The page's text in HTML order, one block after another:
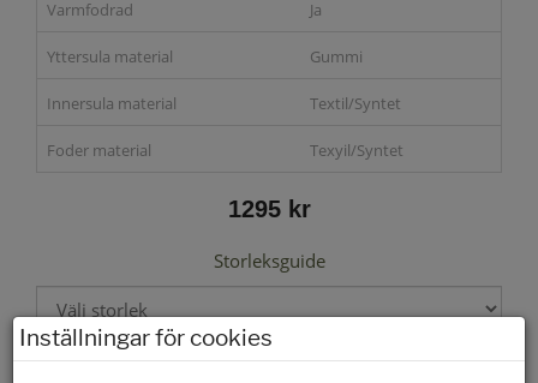
Varmfodrad Ja
Yttersula material Gummi
Innersula material Textil/Syntet
Foder material Texyil/Syntet
1295 kr
Storleksguide
Inställningar för cookies